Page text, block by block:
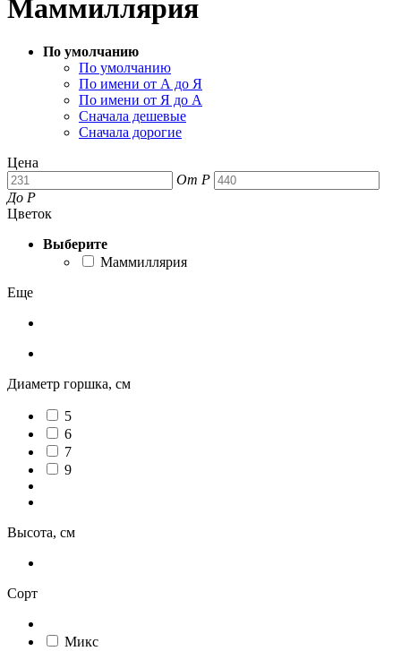
Маммиллярия
По умолчанию
По умолчанию
По имени от А до Я
По имени от Я до А
Сначала дешевые
Сначала дорогие
Цена
От Р
До Р
Цветок
Выберите
Маммиллярия
Еще
Диаметр горшка, см
5
6
7
9
Высота, см
Сорт
Микс